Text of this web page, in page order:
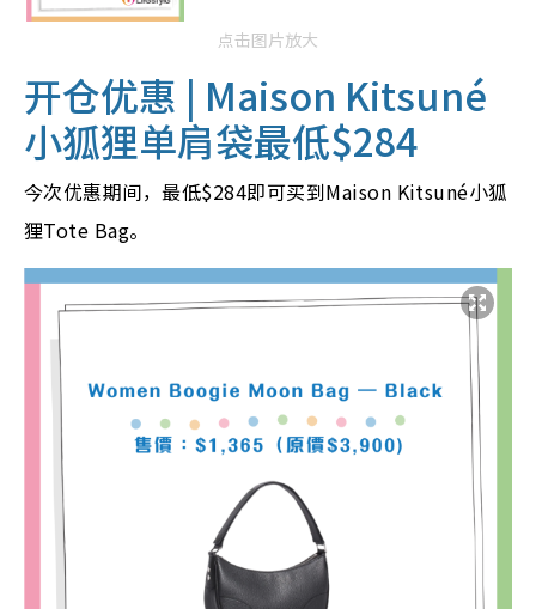
点击图片放大
开仓优惠 | Maison Kitsuné
小狐狸单肩袋最低$284
今次优惠期间，最低$284即可买到Maison Kitsuné小狐
狸Tote Bag。